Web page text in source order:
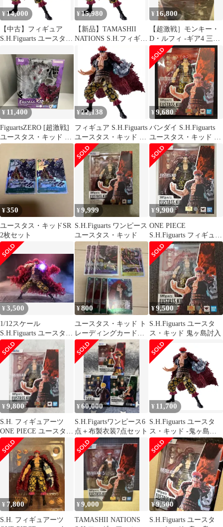
¥ 14,000
【中古】フィギュア
S.H.Figuarts ユースタ
入- 「ワンピース」
¥ 15,980
【新品】TAMASHII
NATIONS S.H.フィギュ
アーツ ONE PIECE ユ
ースタス・キッド -鬼
ヶ島討入- 約180mm
PVC&ABS製 塗装済み
可動フィギュア
¥ 16,800
【超激戦］モンキー・
D・ルフィ -ギア4 三船
長 キ ユースタス・キ
ッド セット
¥ 11,400
FiguartsZERO [超激戦]
ユースタス・キッド -
三船長 鬼ヶ島怪物決
ス/S.H.Figuarts(フィギ
ュアーツ)
¥ 22,138
フィギュア S.H.Figuarts
ユースタス・キッド -
鬼ヶ島討入- 「ワンピ
ース」【14日以内発
送】
¥9,680
バンダイ S.H.Figuarts
ユースタス・キッド -
鬼ヶ島討入-
¥350
ユースタス・キッドSR
2枚セット
¥9,999
S.H.Figuarts ワンピース
ユースタス・キッド
¥9,900
ONE PIECE
S.H.Figuarts フィギュア
ーツ ユースタス・キ
ッド
¥3,500
1/12スケール
S.H.Figuarts ユースタ
ス・キッド コート マ
ントB
¥800
ユースタス・キッド ト
レーディングカードセ
ット
¥9,500
S.H.Figuarts ユースタ
ス・キッド 鬼ヶ島討入
¥9,800
S.H. フィギュアーツ
ONE PIECE ユースタ
ス・キッド
¥60,000
S.H.Figartsワンピース6
点＋布製衣装7点セット
¥ 11,700
S.H.Figuarts ユースタ
ス・キッド -鬼ヶ島討
入- 『ONE PIECE』
¥ 7,800
S.H. フィギュアーツ
¥9,000
TAMASHII NATIONS
¥9,500
S.H.Figuarts ユースタ